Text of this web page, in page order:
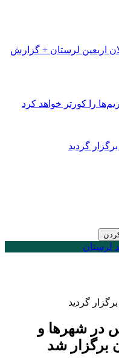
اربعین لرستان + گزارش
را کورتر خواهد کرد
گردید
گردید
در شهرها و
برگزار شد